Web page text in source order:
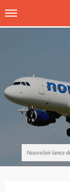
Nouvelair lance